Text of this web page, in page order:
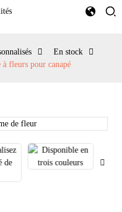
En stock
à fleurs pour canapé